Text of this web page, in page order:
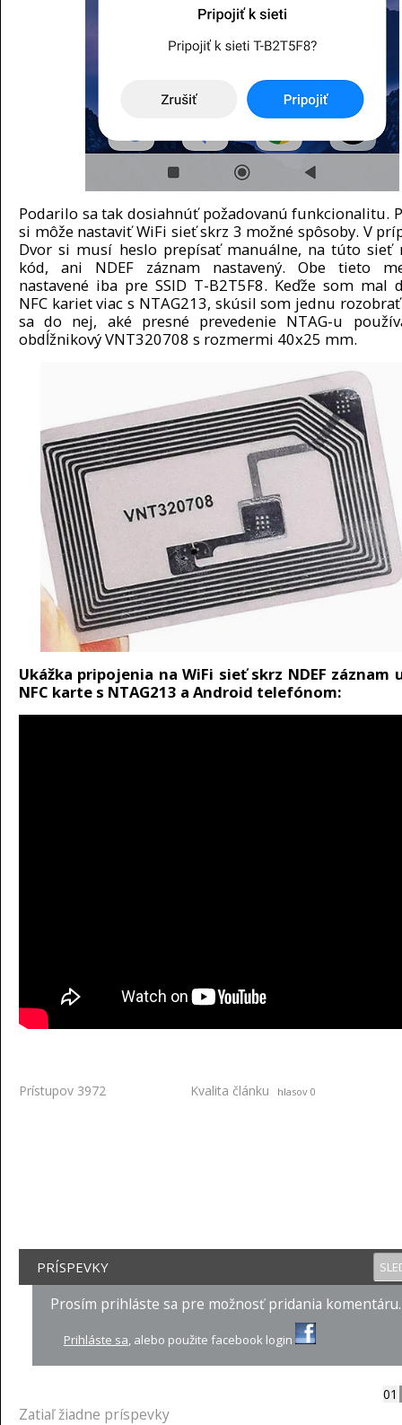
Podarilo sa tak dosiahnúť požadovanú funkcionalitu.
si môže nastaviť WiFi sieť skrz 3 možné spôsoby. V
Dvor si musí heslo prepísať manuálne, na túto sieť
kód, ani NDEF záznam nastavený. Obe tieto
nastavené iba pre SSID T-B2T5F8. Keďže som mal
NFC kariet viac s NTAG213, skúsil som jednu
sa do nej, aké presné prevedenie NTAG-u
obdĺžnikový VNT320708 s rozmermi 40x25 mm.
Ukážka pripojenia na WiFi sieť skrz NDEF záznam
NFC karte s NTAG213 a Android telefónom:
Prístupov 3972 Kvalita článku hlasov 0
PRÍSPEVKY
Prosím prihláste sa pre možnosť pridania komentáru.
Prihláste sa, alebo použite facebook login
01
Zatiaľ žiadne príspevky